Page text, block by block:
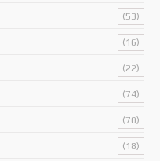
(53)
(16)
(22)
(74)
(70)
(18)